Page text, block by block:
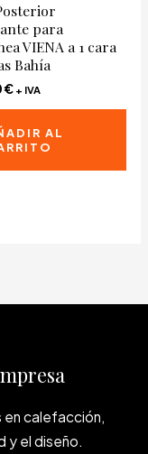
para
VIENA a 1 cara
Bahía
€ + IVA
AL
en calefacción,
y el diseño.